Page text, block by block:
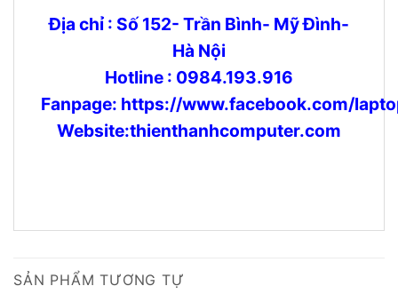
Địa chỉ : Số 152- Trần Bình- Mỹ Đình-
Hà Nội
Hotline : 0984.193.916
Fanpage: https://www.facebook.com/
Website:thienthanhcomputer.com
SẢN PHẨM TƯƠNG TỰ